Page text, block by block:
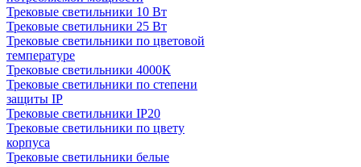
Трековые светильники 10 Вт
Трековые светильники 25 Вт
Трековые светильники по цветовой
температуре
Трековые светильники 4000К
Трековые светильники по степени
защиты IP
Трековые светильники IP20
Трековые светильники по цвету
корпуса
Трековые светильники белые